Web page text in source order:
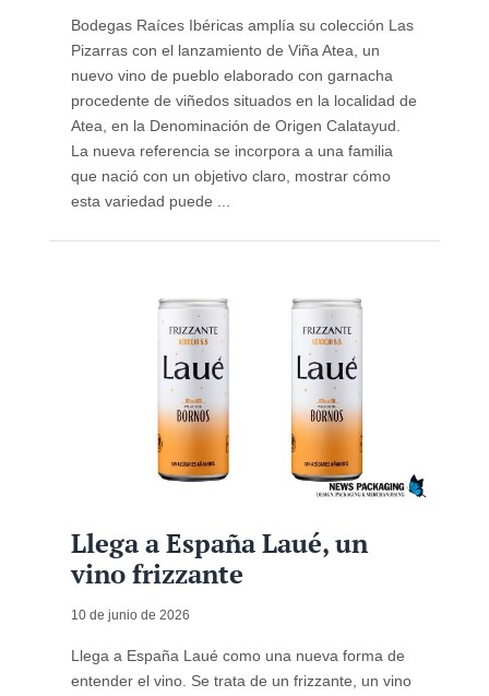
Bodegas Raíces Ibéricas amplía su colección Las
Pizarras con el lanzamiento de Viña Atea, un
nuevo vino de pueblo elaborado con garnacha
procedente de viñedos situados en la localidad de
Atea, en la Denominación de Origen Calatayud.
La nueva referencia se incorpora a una familia
que nació con un objetivo claro, mostrar cómo
esta variedad puede ...
Llega a España Laué, un
vino frizzante
10 de junio de 2026
Llega a España Laué como una nueva forma de
entender el vino. Se trata de un frizzante, un vino